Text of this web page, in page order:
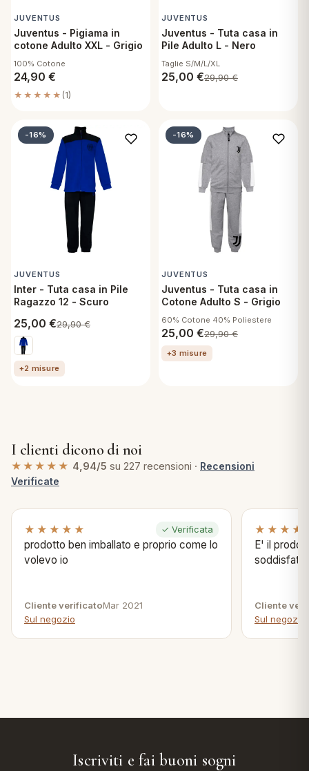
JUVENTUS
Juventus - Pigiama in
cotone Adulto XXL - Grigio
100% Cotone
24,90 €
★★★★★ (1)
JUVENTUS
Juventus - Tuta casa in
Pile Adulto L - Nero
Taglie S/M/L/XL
25,00 €29,90€
-16%
JUVENTUS
Inter - Tuta casa in Pile
Ragazzo 12 - Scuro
25,00 €29,90€
+2 misure
-16%
JUVENTUS
Juventus - Tuta casa in
Cotone Adulto S - Grigio
60% Cotone 40% Poliestere
25,00 €29,90€
+3 misure
I clienti dicono di noi
★★★★★ 4,94/5 su 227 recensioni · Recensioni
Verificate
★★★★★ ✓ Verificata
prodotto ben imballato e proprio come lo
volevo io
Cliente verificatoMar 2021
Sul negozio
E' il
soddisfatta
Cliente
Sul negozio
Iscriviti e fai buoni sogni